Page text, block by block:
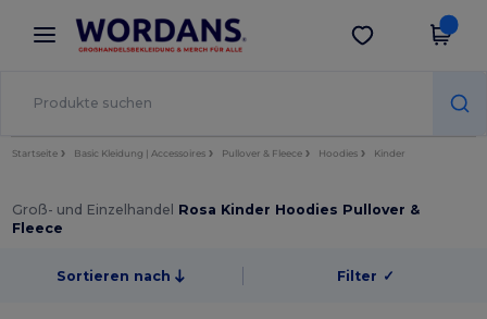
× Wordans App
Bessere Preise in der App!
App holen
Startseite Basic Kleidung | Accessoires Pullover & Fleece Hoodies Kinder
Groß- und Einzelhandel Rosa Kinder Hoodies Pullover &
Fleece
Sortieren nach Filter ✓